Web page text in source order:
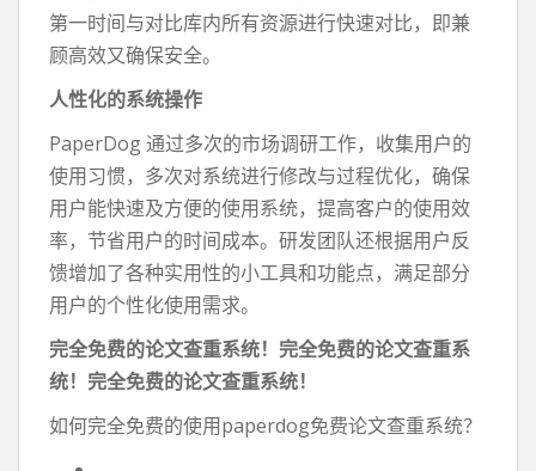
第一时间与对比库内所有资源进行快速对比，即兼
顾高效又确保安全。
人性化的系统操作
PaperDog 通过多次的市场调研工作，收集用户的
使用习惯，多次对系统进行修改与过程优化，确保
用户能快速及方便的使用系统，提高客户的使用效
率，节省用户的时间成本。研发团队还根据用户反
馈增加了各种实用性的小工具和功能点，满足部分
用户的个性化使用需求。
完全免费的论文查重系统！完全免费的论文查重系
统！完全免费的论文查重系统！
如何完全免费的使用paperdog免费论文查重系统？